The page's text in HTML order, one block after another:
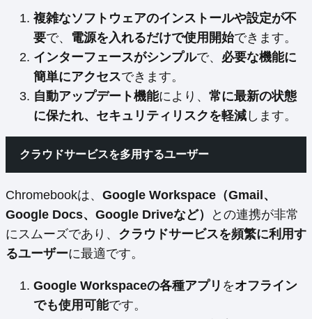
複雑なソフトウェアのインストールや設定が不
要で、 電源を入れるだけで使用開始できます。
インターフェースがシンプルで、 必要な機能に
簡単にアクセスできます。
自動アップデート機能により、 常に最新の状態
に保たれ、セキュリティリスクを軽減 します。
クラウドサービスを多用するユーザー
Chromebookは、 Google Workspace（Gmail、
Google Docs、Google Driveなど）
との連携が非常
にスムーズであり、 クラウドサービスを頻繁に利用す
るユーザーに最適です。
Google Workspaceの各種アプリ をオフライン
でも使用可能です。